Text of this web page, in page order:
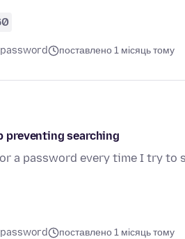
поставлено 1 місяць тому
preventing searching
for a password every time I try
поставлено 1 місяць тому